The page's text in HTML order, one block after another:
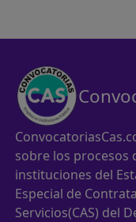
sobre los procesos
instituciones del
Especial de
Servicios(CAS) del